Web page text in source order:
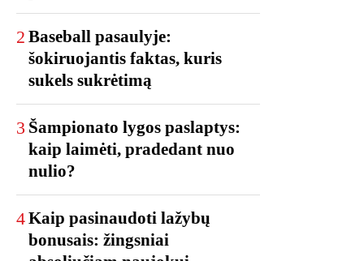
2 Baseball pasaulyje:
šokiruojantis faktas, kuris
sukels sukrėtimą
3 Šampionato lygos paslaptys:
kaip laimėti, pradedant nuo
nulio?
4Kaip pasinaudoti lažybų
bonusais: žingsniai